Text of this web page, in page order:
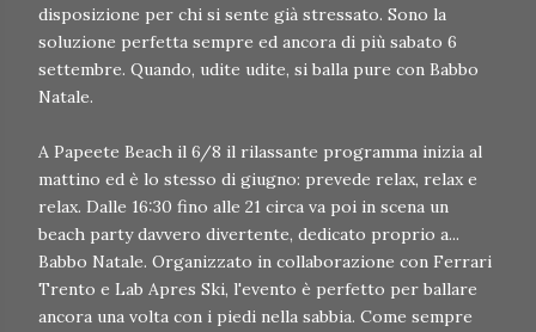
disposizione per chi si sente già stressato. Sono la
soluzione perfetta sempre ed ancora di più sabato 6
settembre. Quando, udite udite, si balla pure con Babbo
Natale.
A Papeete Beach il 6/8 il rilassante programma inizia al
mattino ed è lo stesso di giugno: prevede relax, relax e
relax. Dalle 16:30 fino alle 21 circa va poi in scena un
beach party davvero divertente, dedicato proprio a...
Babbo Natale. Organizzato in collaborazione con Ferrari
Trento e Lab Apres Ski, l'evento è perfetto per ballare
ancora una volta con i piedi nella sabbia. Come sempre